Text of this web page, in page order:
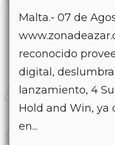
Malta.- 07 de
reconocido
digital,
lanzamiento, 4
Hold and Win, ya
en...